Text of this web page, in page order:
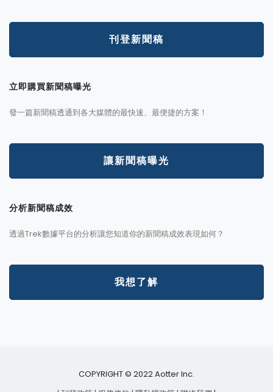
刊登新聞稿
立即購買新聞稿曝光
發一篇新聞稿透通到各大媒體的最快速、最便捷的方案！
讓新聞稿曝光
分析新聞稿成效
透過Trek數據平台的分析讓您知道你的新聞稿成效表現如何？
我想了解
COPYRIGHT © 2022 Aotter Inc.